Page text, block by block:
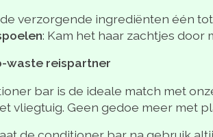
de verzorgende ingrediënten één
: Kam het haar zachtjes door
waste reispartner
bar is de ideale match met
vliegtuig. Geen gedoe meer met